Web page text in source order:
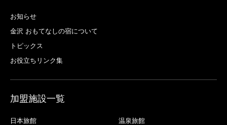
お知らせ
金沢 おもてなしの宿について
トピックス
お役立ちリンク集
加盟施設一覧
日本旅館
温泉旅館